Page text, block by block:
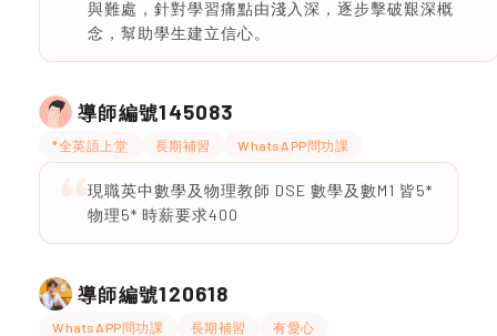
與難處，針對學習痛點由淺入深，逐步擊破艱深概
念，幫助學生建立信心。
導師編號145083
*全英語上堂 長期補習 WhatsAPP問功課
現職英中數學及物理教師 DSE 數學及數M1 皆5*
物理5* 時薪要求400
導師編號120618
WhatsAPP問功課 長期補習 有愛心